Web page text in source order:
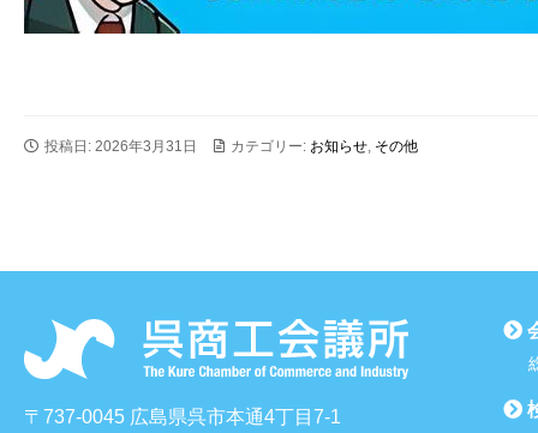
投稿日: 2026年3月31日 カテゴリー: お知らせ, その他
〒737-0045 広島県呉市本通4丁目7-1